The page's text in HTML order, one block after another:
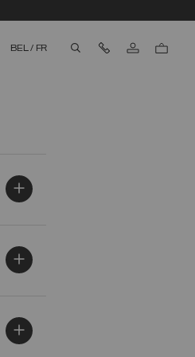
BEL / FR Nous contacter